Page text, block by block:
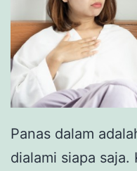
Panas dalam
dialami siapa saja.